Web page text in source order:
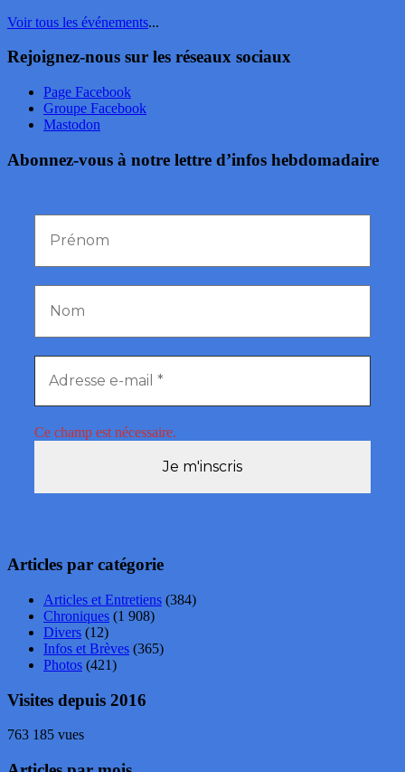
Voir tous les événements...
Rejoignez-nous sur les réseaux sociaux
Page Facebook
Groupe Facebook
Mastodon
Abonnez-vous à notre lettre d’infos hebdomadaire
Ce champ est nécessaire.
Articles par catégorie
Articles et Entretiens (384)
Chroniques (1 908)
Divers (12)
Infos et Brèves (365)
Photos (421)
Visites depuis 2016
763 185 vues